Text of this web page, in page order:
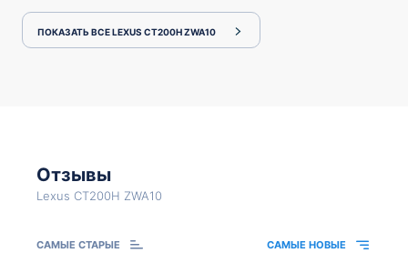
ПОКАЗАТЬ ВСЕ LEXUS CT200H ZWA10
Отзывы
Lexus CT200H ZWA10
САМЫЕ СТАРЫЕ САМЫЕ НОВЫЕ